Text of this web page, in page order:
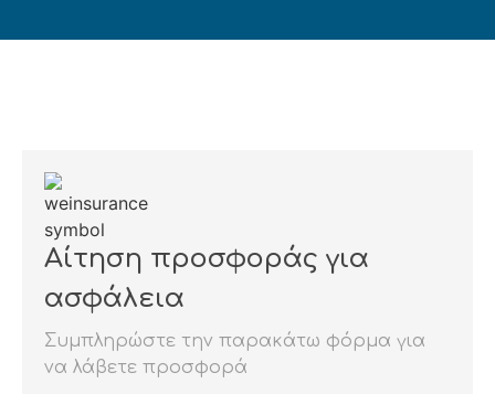
Αίτηση προσφοράς για
ασφάλεια
Συμπληρώστε την παρακάτω φόρμα για
να λάβετε προσφορά